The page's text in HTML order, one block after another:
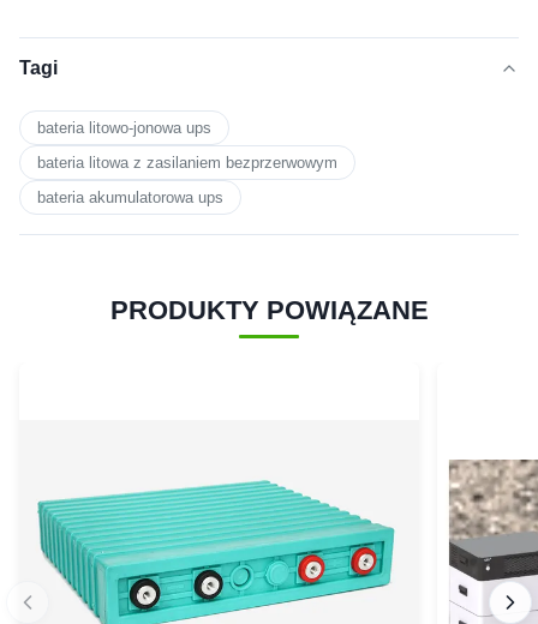
Tagi
bateria litowo-jonowa ups
bateria litowa z zasilaniem bezprzerwowym
bateria akumulatorowa ups
PRODUKTY POWIĄZANE